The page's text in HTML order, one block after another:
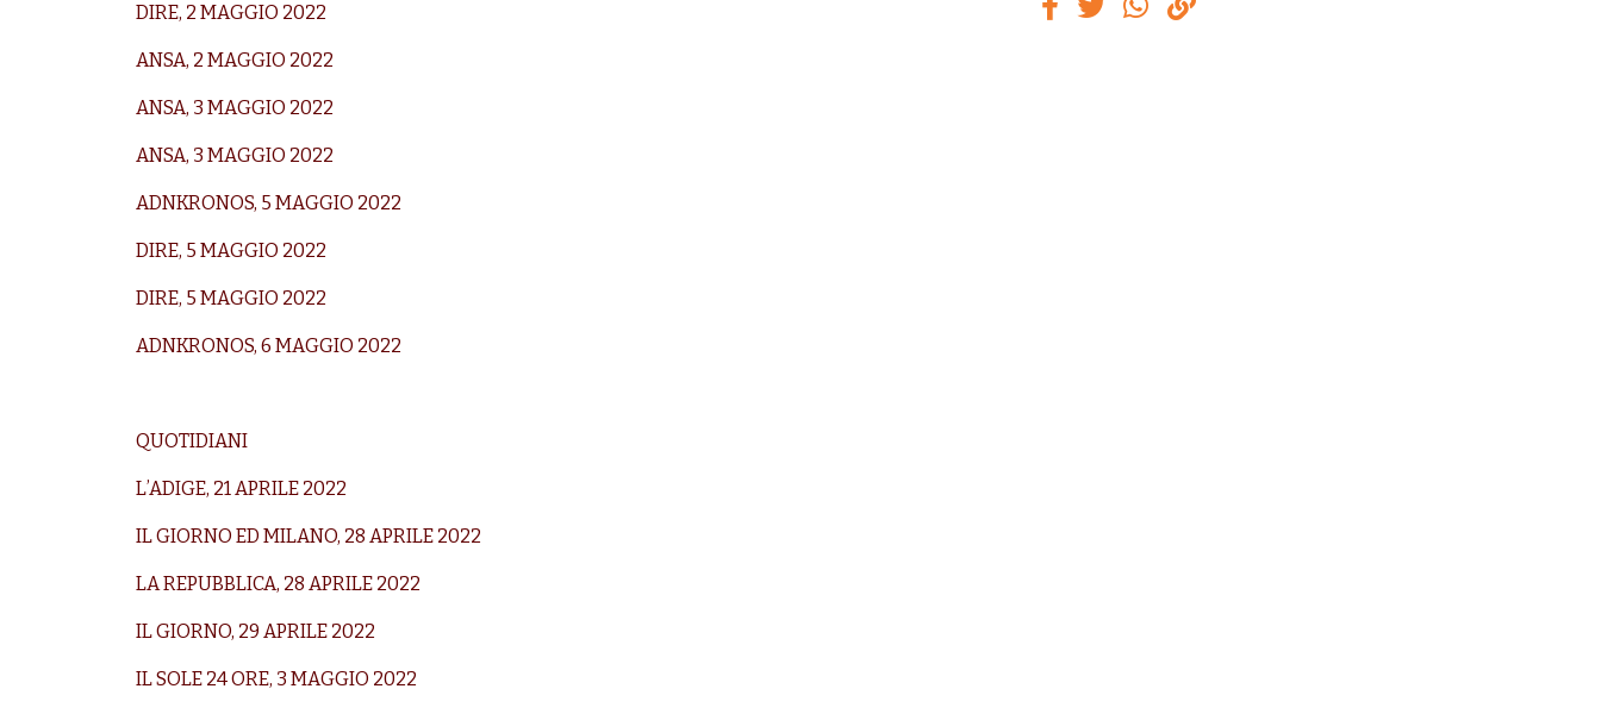
DIRE, 2 MAGGIO 2022
ANSA, 2 MAGGIO 2022
ANSA, 3 MAGGIO 2022
ANSA, 3 MAGGIO 2022
ADNKRONOS, 5 MAGGIO 2022
DIRE, 5 MAGGIO 2022
DIRE, 5 MAGGIO 2022
ADNKRONOS, 6 MAGGIO 2022
QUOTIDIANI
L’ADIGE, 21 APRILE 2022
IL GIORNO ED MILANO, 28 APRILE 2022
LA REPUBBLICA, 28 APRILE 2022
IL GIORNO, 29 APRILE 2022
IL SOLE 24 ORE, 3 MAGGIO 2022